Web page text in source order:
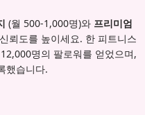
(월 500-1,000명)와 프리미엄
뢰도를 높이세요. 한 피트니스
명의 팔로워를 얻었으며,
했습니다.